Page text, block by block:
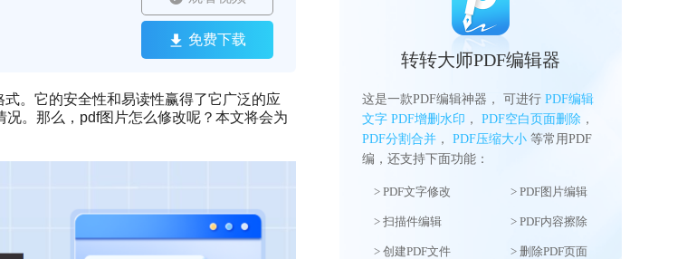
免费下载
。它的安全性和易读性赢得了它广泛的应
。那么，pdf图片怎么修改呢？本文将会为
转转大师PDF编辑器
这是一款PDF编辑神器， 可进行 PDF编辑
文字 PDF增删水印 ， PDF空白页面删除 ，
PDF分割合并 ， PDF压缩大小 等常用PDF
编，还支持下面功能：
> PDF文字修改 > PDF图片编辑
> 扫描件编辑 > PDF内容擦除
> 创建PDF文件 > 删除PDF页面